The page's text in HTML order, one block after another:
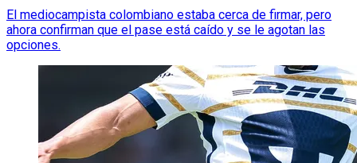
El mediocampista colombiano estaba cerca de firmar, pero
ahora confirman que el pase está caído y se le agotan las
opciones.